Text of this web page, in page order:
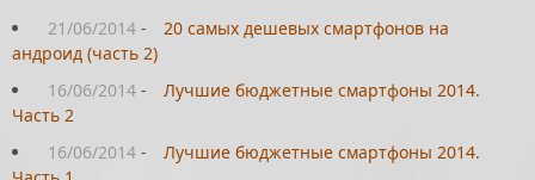
21/06/2014 -
20 самых дешевых смартфонов на
андроид (часть 2)
16/06/2014 -
Лучшие бюджетные смартфоны 2014.
Часть 2
16/06/2014 -
Лучшие бюджетные смартфоны 2014.